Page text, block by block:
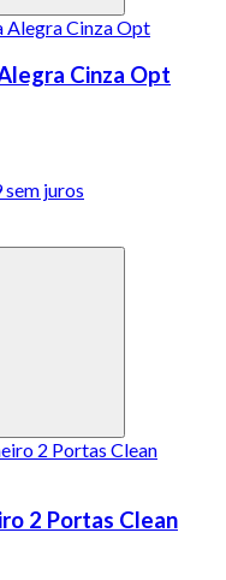
Cinza Opt
sem juros
2 Portas Clean